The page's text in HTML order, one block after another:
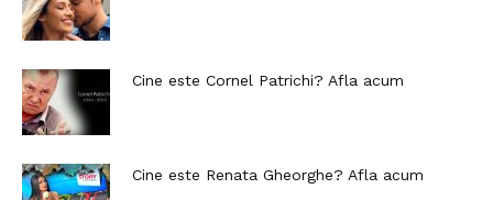
Cine este Cornel Patrichi? Afla acum
Cine este Renata Gheorghe? Afla acum